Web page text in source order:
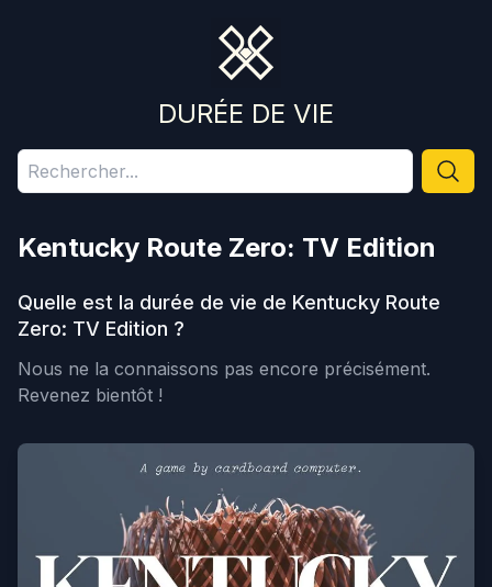
DURÉE DE VIE
Kentucky Route Zero: TV Edition
Quelle est la durée de vie de Kentucky Route
Zero: TV Edition ?
Nous ne la connaissons pas encore précisément.
Revenez bientôt !